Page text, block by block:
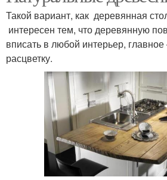
Такой вариант, как деревянная
интересен тем, что деревянную
вписать в любой интерьер,
расцветку.